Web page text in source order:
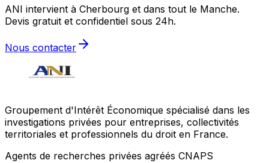
ANI intervient à Cherbourg et dans tout le Manche.
Devis gratuit et confidentiel sous 24h.
Nous contacter
Groupement d'Intérêt Économique spécialisé dans les
investigations privées pour entreprises, collectivités
territoriales et professionnels du droit en France.
Agents de recherches privées agréés CNAPS